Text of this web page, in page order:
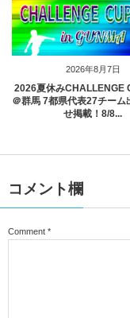
2026年8月7日
2026夏休みCHALLENGE
＠群馬 7都県代表27チーム
せ掲載！8/8...
コメント欄
Comment *